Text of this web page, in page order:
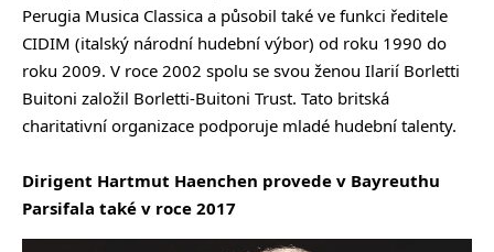
Perugia Musica Classica a působil také ve funkci ředitele
CIDIM (italský národní hudební výbor) od roku 1990 do
roku 2009. V roce 2002 spolu se svou ženou Ilarií Borletti
Buitoni založil Borletti-Buitoni Trust. Tato britská
charitativní organizace podporuje mladé hudební talenty.
Dirigent Hartmut Haenchen provede v Bayreuthu
Parsifala také v roce 2017